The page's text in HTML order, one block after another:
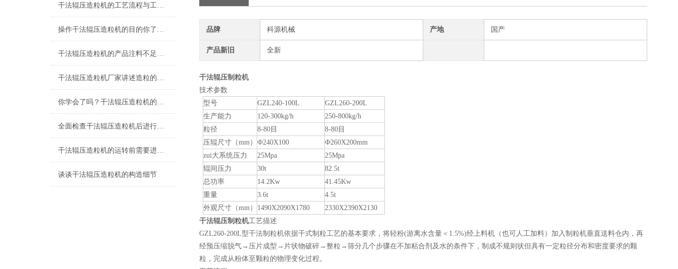
干法辊压造粒机的工艺流程与工作原理
操作干法辊压造粒机的目的你了解了吗？
干法辊压造粒机的产品注料不足是什么原因
干法辊压造粒机厂家讲述造粒的那些事
你学会了吗？干法辊压造粒机的调试工序
全面检查干法辊压造粒机后进行加工工作
干法辊压造粒机的运转前需要进行准备工作吗？
谈谈干法辊压造粒机的构造细节
品牌 科源机械 产地 国产
产品新旧 全新
干法辊压制粒机
技术参数
型号
GZL240-100L
GZL260-200L
生产能力
120-300kg/h
250-800kg/h
粒径
8-80目
8-80目
压辊尺寸（mm） Ф240Х100
Ф260Х200mm
zui大系统压力
25Mpa
25Mpa
辊间压力
30t
82.5t
总功率
14.2Kw
41.45Kw
重量
3.6t
4.5t
外观尺寸（mm）
1490Х2090Х1780
2330Х2390Х2130
干法辊压制粒机工艺描述
GZL260-200L型干法制粒机依据干式制粒工艺的基本要求，将轻粉(游离水含量＜1.5%)经上料机（也可人工加料）加入制粒机垂直送料仓内，再
经预压缩脱气→压片成型→片状物破碎→整粒→筛分几个步骤在不加粘合剂及水的条件下，制成不规则状但具有一定粒径分布和密度要求的颗
粒，完成从粉体至颗粒的物理变化过程。